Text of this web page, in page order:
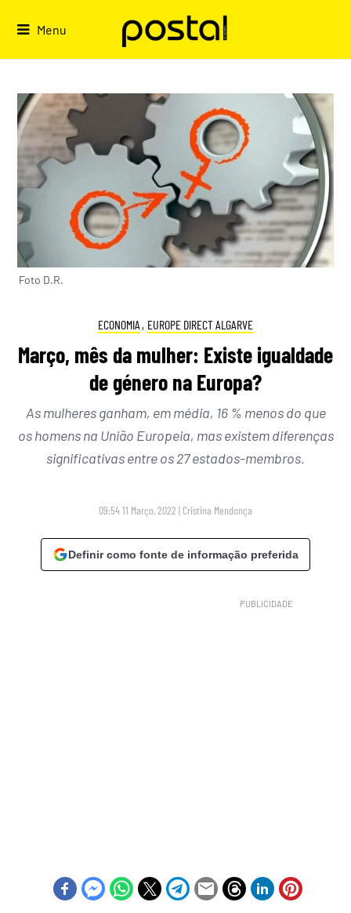
Menu
Foto D.R.
ECONOMIA , EUROPE DIRECT ALGARVE
Março, mês da mulher: Existe igualdade
de género na Europa?
As mulheres ganham, em média, 16 % menos do que
os homens na União Europeia, mas existem diferenças
significativas entre os 27 estados-membros.
09:54 11 Março, 2022 | Cristina Mendonça
Definir como fonte de informação preferida